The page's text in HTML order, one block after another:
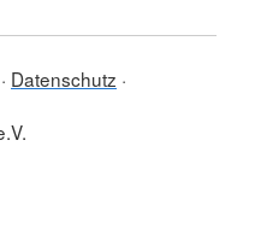
Datenschutz